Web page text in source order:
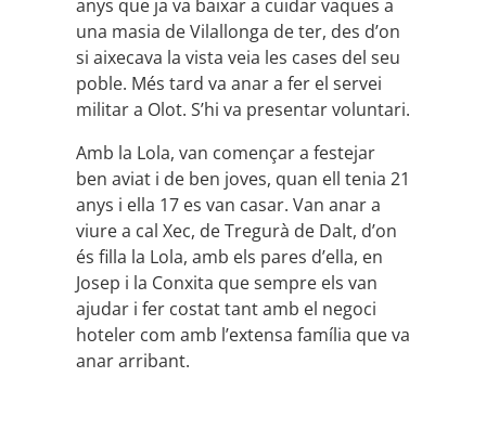
anys que ja va baixar a cuidar vaques a
una masia de Vilallonga de ter, des d’on
si aixecava la vista veia les cases del seu
poble. Més tard va anar a fer el servei
militar a Olot. S’hi va presentar voluntari.
Amb la Lola, van començar a festejar
ben aviat i de ben joves, quan ell tenia 21
anys i ella 17 es van casar. Van anar a
viure a cal Xec, de Tregurà de Dalt, d’on
és filla la Lola, amb els pares d’ella, en
Josep i la Conxita que sempre els van
ajudar i fer costat tant amb el negoci
hoteler com amb l’extensa família que va
anar arribant.